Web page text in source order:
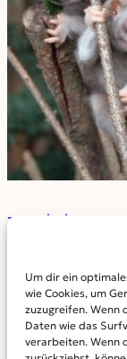
Um dir ein
wie Cookies, um
zuzugreifen. Wenn
Daten wie das
verarbeiten. Wenn
zooschule@zoo-
Weitere
auf unserer
augsburg.de/